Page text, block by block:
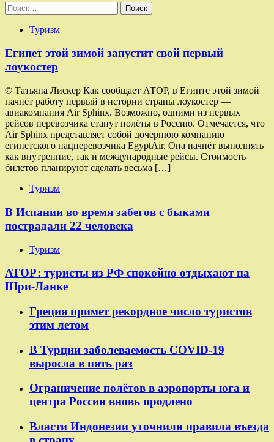
Найти:
Туризм
Египет этой зимой запустит свой первый
лоукостер
© Татьяна Лискер Как сообщает АТОР, в Египте этой зимой
начнёт работу первый в истории страны лоукостер —
авиакомпания Air Sphinx. Возможно, одними из первых
рейсов перевозчика станут полёты в Россию. Отмечается, что
Air Sphinx представляет собой дочернюю компанию
египетского нацперевозчика EgyptAir. Она начнёт выполнять
как внутренние, так и международные рейсы. Стоимость
билетов планируют сделать весьма […]
Туризм
В Испании во время забегов с быками
пострадали 22 человека
Туризм
АТОР: туристы из РФ спокойно отдыхают на
Шри-Ланке
Греция примет рекордное число туристов
этим летом
В Турции заболеваемость COVID-19
выросла в пять раз
Ограничение полётов в аэропорты юга и
центра России вновь продлено
Власти Индонезии уточнили правила въезда